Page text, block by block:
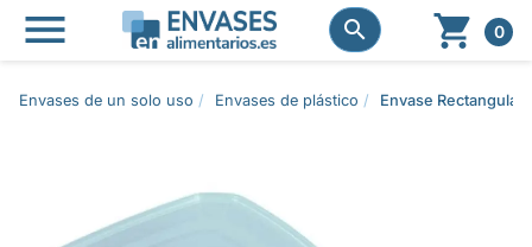
 
  0
Envases de un solo uso Envases de plástico Envase Rectangular